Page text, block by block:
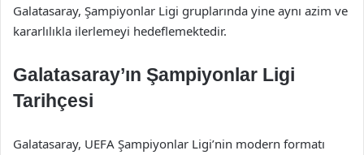
Galatasaray, Şampiyonlar Ligi gruplarında yine aynı azim ve
kararlılıkla ilerlemeyi hedeflemektedir.
Galatasaray’ın Şampiyonlar Ligi
Tarihçesi
Galatasaray, UEFA Şampiyonlar Ligi’nin modern formatı